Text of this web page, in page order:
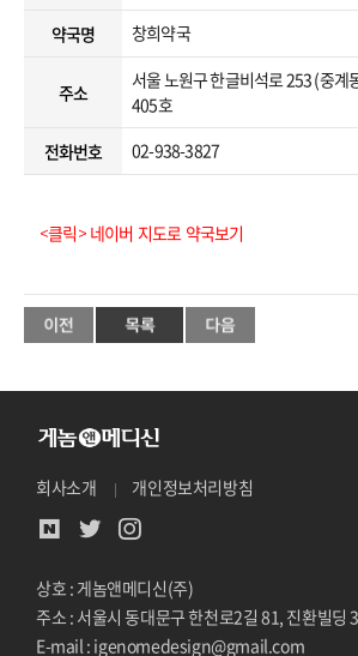
약국명
창희약국
주소
서울 노원구 한글비석로 253 (중계
405호
전화번호
02-938-3827
<클릭> 네이버 지도로 약국보기
회사소개 개인정보처리방침
상호 : 게놈앤메디신(주)
주소 : 서울시 동대문구 한천로2길 81, 진환빌딩
E-mail : igenomedesign@gmail.com